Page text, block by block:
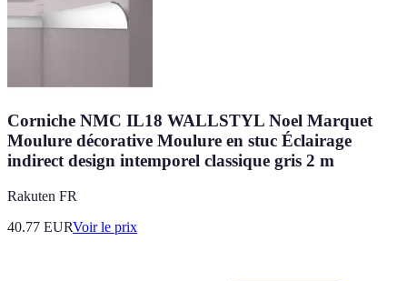
Corniche NMC IL18 WALLSTYL Noel Marquet
Moulure décorative Moulure en stuc Éclairage
indirect design intemporel classique gris 2 m
Rakuten FR
40.77 EURVoir le prix